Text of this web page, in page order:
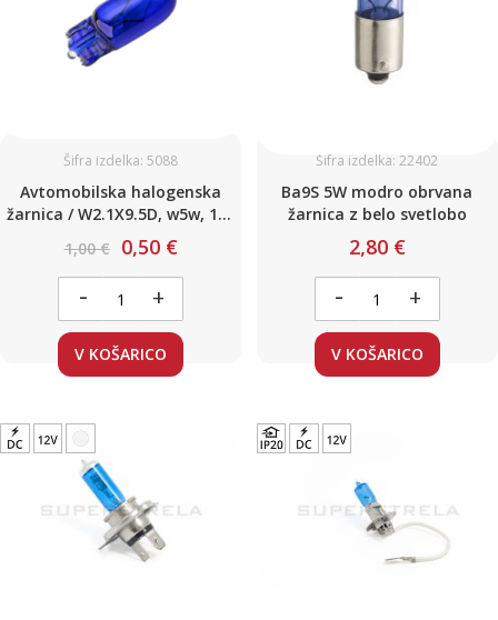
Šifra izdelka: 5088
Avtomobilska halogenska
žarnica / W2.1X9.5D, w5w, 194
/ 5W / DC12V / White / (Blue -
xenon barva 8000K).
1,00 € 0,50 €
- +
V KOŠARICO
Šifra izdelka: 22402
Ba9S 5W modro obrvana
žarnica z belo svetlobo
2,80 €
- +
V KOŠARICO